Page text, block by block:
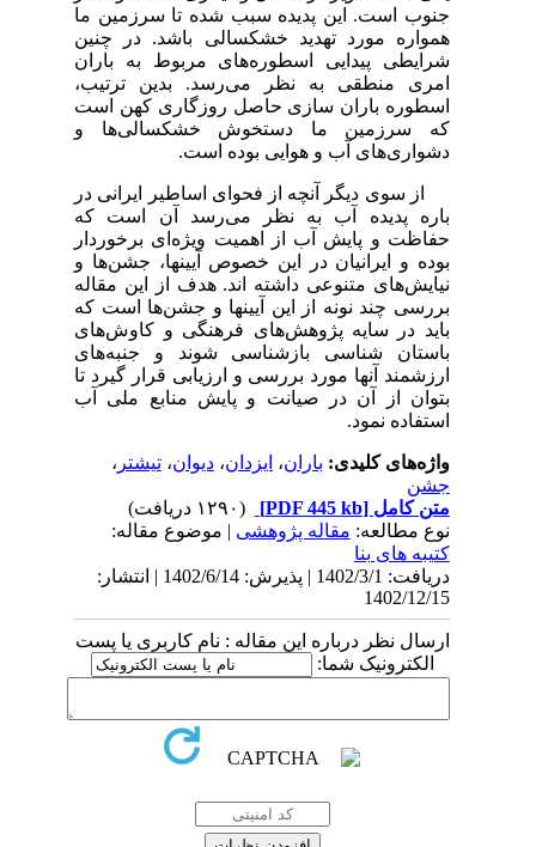
جنوب است. این پدیده سبب شده تا سرزمین ما
همواره مورد تهدید خشکسالی باشد. در چنین
شرایطی پیدایی اسطوره‌های مربوط به باران
امری منطقی به نظر می‌رسد. بدین ترتیب،
اسطوره باران سازی حاصل روزگاری کهن است
که سرزمین ما دستخوش خشکسالی‌ها و
دشواری‌های آب و هوایی بوده است.
از سوی دیگر آنچه از فحوای اساطیر ایرانی در
باره پدیده آب به نظر می‌رسد آن است که
حفاظت و پایش آب از اهمیت ویژه‌ای برخوردار
بوده و ایرانیان در این خصوص آیینها، جشن‌ها و
نیایش‌های متنوعی داشته اند. هدف از این مقاله
بررسی چند نونه از این آیینها و جشن‌ها است که
باید در سایه پژوهش‌های فرهنگی و کاوش‌های
باستان شناسی بازشناسی شوند و جنبه‌های
ارزشمند آنها مورد بررسی و ارزیابی قرار گیرد تا
بتوان از آن در صیانت و پایش منابع ملی آب
استفاده نمود.
واژه‌های کلیدی:باران،ایزدان،دیوان،تیشتر،
جشن
متن کامل[PDF 445 kb]
نوع مطالعه:مقاله پژوهشی| موضوع مقاله:
کتیبه های بنا
دریافت: 1402/3/1 | پذیرش: 1402/6/14 | انتشار:
1402/12/15
ارسال نظر درباره این مقاله : نام کاربری یا پست
الکترونیک شما: